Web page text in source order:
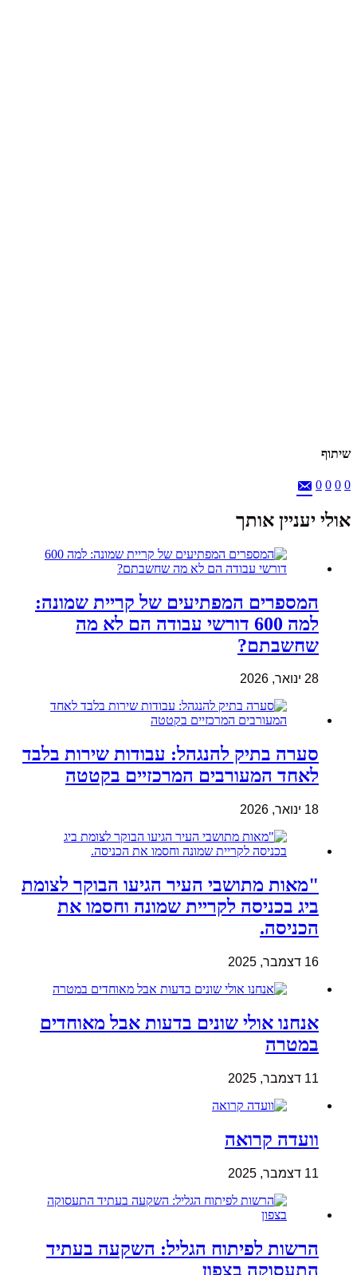
שיתוף
0
0
0
0
אולי יעניין אותך
המספרים המפתיעים של קריית שמונה:
למה 600 דורשי עבודה הם לא מה
שחשבתם?
28 ינואר, 2026
סערה בתיק להנגהל: עבודות שירות בלבד
לאחד המעורבים המרכזיים בקטטה
18 ינואר, 2026
"מאות מתושבי העיר הגיעו הבוקר לצומת
ביג בכניסה לקריית שמונה וחסמו את
הכניסה.
16 דצמבר, 2025
אנחנו אולי שונים בדעות אבל מאוחדים
במטרה
11 דצמבר, 2025
וועדה קרואה
11 דצמבר, 2025
הרשות לפיתוח הגליל: השקעה בעתיד
התעסוקה בצפון